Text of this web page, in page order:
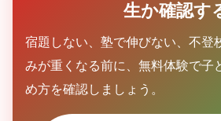
生か確認す
宿題しない、塾で伸びない、不登
みが重くなる前に、無料体験で子
め方を確認しましょう。